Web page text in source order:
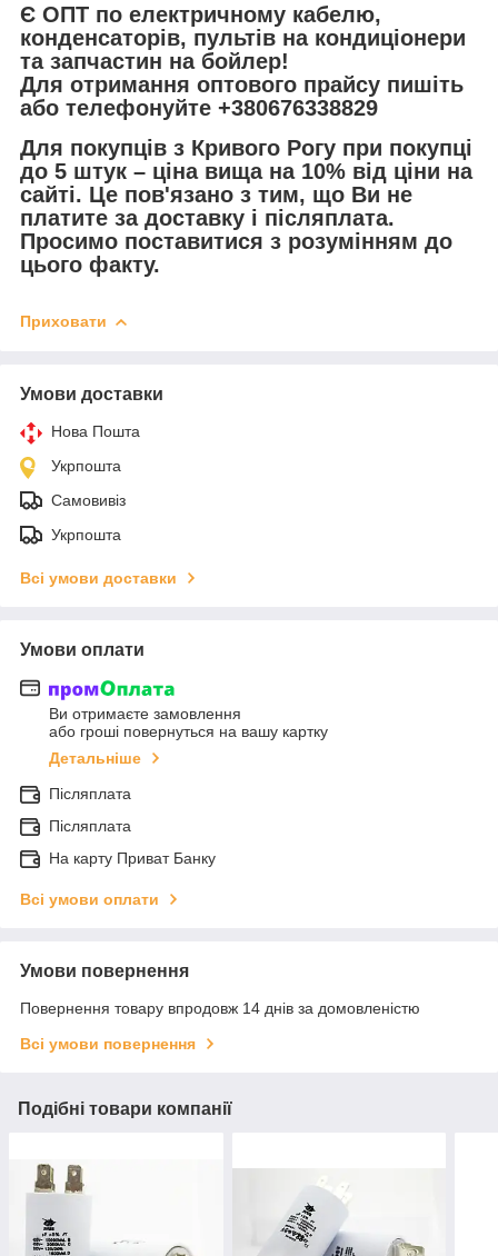
Є ОПТ по електричному кабелю,
конденсаторів, пультів на кондиціонери
та запчастин на бойлер!
Для отримання оптового прайсу пишіть
або телефонуйте +380676338829
Для покупців з Кривого Рогу при покупці
до 5 штук – ціна вища на 10% від ціни на
сайті. Це пов'язано з тим, що Ви не
платите за доставку і післяплата.
Просимо поставитися з розумінням до
цього факту.
Приховати
Умови доставки
Нова Пошта
Укрпошта
Самовивіз
Укрпошта
Всі умови доставки
Умови оплати
Ви отримаєте замовлення
або гроші повернуться на вашу картку
Детальніше
Післяплата
Післяплата
На карту Приват Банку
Всі умови оплати
Умови повернення
Повернення товару впродовж 14 днів за домовленістю
Всі умови повернення
Подібні товари компанії